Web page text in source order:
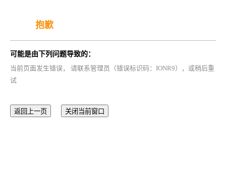
抱歉
可能是由下列问题导致的：
当前页面发生错误， 请联系管理员（错误标识码：IONR9），或稍后重
试